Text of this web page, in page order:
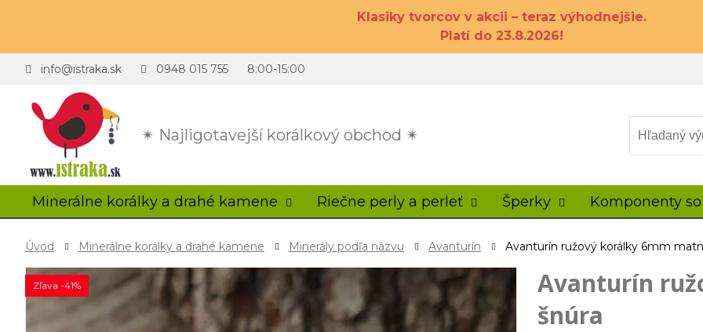
Klasiky tvorcov v akcii – teraz výhodnejšie.
Platí do 23.8.2026!
✴ Najligotavejší korálkový obchod ✴
info@istraka.sk 0948 015 755 8:00-15:00
Minerálne korálky a drahé kamene Riečne perly a perleť Šperky Komponenty
Úvod Minerálne korálky a drahé kamene Minerály podľa názvu Avanturín Avanturín ružový korálky 6mm
Zľava -41%
Avanturín
šnúra